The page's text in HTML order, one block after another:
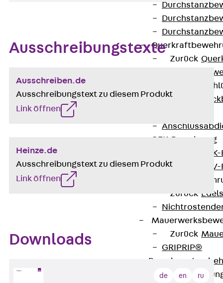
Zurück
Zurück
GFK-Bewehrung
FIBERNOX® V-
Zurück
Zurück
GRIPRIP®
Ausschreibungstexte
Ausschreiben.de
Ausschreibungstext zu diesem Produkt
Link öffnen
Heinze.de
Ausschreibungstext zu diesem Produkt
Link öffnen
Downloads
de en ru